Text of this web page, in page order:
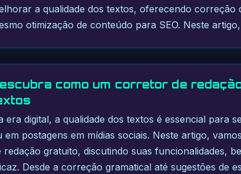
a qualidade dos textos, oferecendo correção
otimização de conteúdo para SEO. Neste
como um corretor de
era digital, a qualidade dos textos é essencial para
em postagens em mídias sociais. Neste artigo,
redação gratuito, discutindo suas funcionalidades,
Desde a correção gramatical até sugestões de